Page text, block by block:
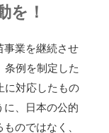
を！
業を継続させ
条例を制定した
に対応したもの
に、日本の公的
のではなく、